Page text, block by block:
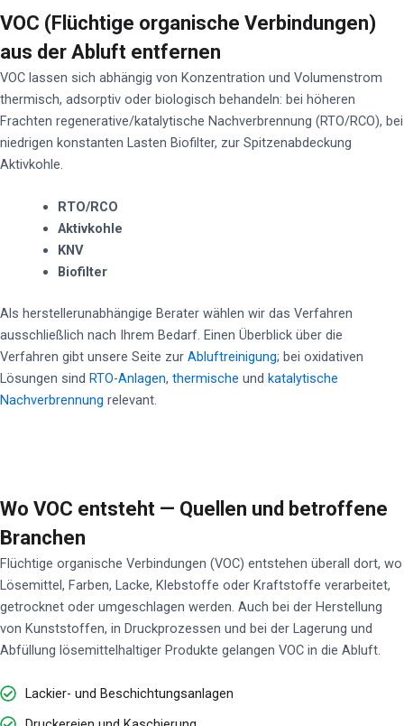
VOC (Flüchtige organische Verbindungen)
aus der Abluft entfernen
VOC lassen sich abhängig von Konzentration und Volumenstrom
thermisch, adsorptiv oder biologisch behandeln: bei höheren
Frachten regenerative/katalytische Nachverbrennung (RTO/RCO), bei
niedrigen konstanten Lasten Biofilter, zur Spitzenabdeckung
Aktivkohle.
RTO/RCO
Aktivkohle
KNV
Biofilter
Als herstellerunabhängige Berater wählen wir das Verfahren
ausschließlich nach Ihrem Bedarf. Einen Überblick über die
Verfahren gibt unsere Seite zur Abluftreinigung; bei oxidativen
Lösungen sind RTO-Anlagen, thermische und katalytische
Nachverbrennung relevant.
Wo VOC entsteht — Quellen und betroffene
Branchen
Flüchtige organische Verbindungen (VOC) entstehen überall dort, wo
Lösemittel, Farben, Lacke, Klebstoffe oder Kraftstoffe verarbeitet,
getrocknet oder umgeschlagen werden. Auch bei der Herstellung
von Kunststoffen, in Druckprozessen und bei der Lagerung und
Abfüllung lösemittelhaltiger Produkte gelangen VOC in die Abluft.
Lackier- und Beschichtungsanlagen